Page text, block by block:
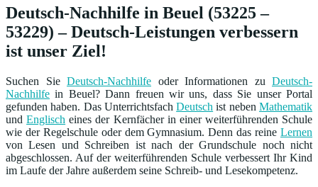
Deutsch-Nachhilfe in Beuel (53225 –
53229) – Deutsch-Leistungen verbessern
ist unser Ziel!
Suchen Sie Deutsch-Nachhilfe oder Informationen zu Deutsch-
Nachhilfe in Beuel? Dann freuen wir uns, dass Sie unser Portal
gefunden haben. Das UnterrichtsfachDeutsch ist nebenMathematik
undEnglisch eines der Kernfächer in einer weiterführenden Schule
wie der Regelschule oder dem Gymnasium. Denn das reine Lernen
von Lesen und Schreiben ist nach der Grundschule noch nicht
abgeschlossen. Auf der weiterführenden Schule verbessert Ihr Kind
im Laufe der Jahre außerdem seine Schreib- und Lesekompetenz.